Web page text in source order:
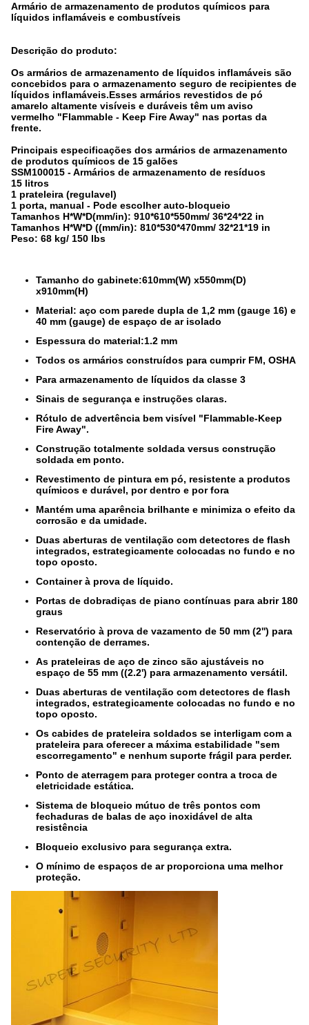
Armário de armazenamento de produtos químicos para
líquidos inflamáveis e combustíveis
Descrição do produto:
Os armários de armazenamento de líquidos inflamáveis são
concebidos para o armazenamento seguro de recipientes de
líquidos inflamáveis.Esses armários revestidos de pó
amarelo altamente visíveis e duráveis têm um aviso
vermelho "Flammable - Keep Fire Away" nas portas da
frente.
Principais especificações dos armários de armazenamento
de produtos químicos de 15 galões
SSM100015 - Armários de armazenamento de resíduos
15 litros
1 prateleira (regulavel)
1 porta, manual - Pode escolher auto-bloqueio
Tamanhos H*W*D(mm/in): 910*610*550mm/ 36*24*22 in
Tamanhos H*W*D ((mm/in): 810*530*470mm/ 32*21*19 in
Peso: 68 kg/ 150 lbs
Tamanho do gabinete:610mm(W) x550mm(D)
x910mm(H)
Material: aço com parede dupla de 1,2 mm (gauge 16) e
40 mm (gauge) de espaço de ar isolado
Espessura do material:1.2 mm
Todos os armários construídos para cumprir FM, OSHA
Para armazenamento de líquidos da classe 3
Sinais de segurança e instruções claras.
Rótulo de advertência bem visível "Flammable-Keep
Fire Away".
Construção totalmente soldada versus construção
soldada em ponto.
Revestimento de pintura em pó, resistente a produtos
químicos e durável, por dentro e por fora
Mantém uma aparência brilhante e minimiza o efeito da
corrosão e da umidade.
Duas aberturas de ventilação com detectores de flash
integrados, estrategicamente colocadas no fundo e no
topo oposto.
Container à prova de líquido.
Portas de dobradiças de piano contínuas para abrir 180
graus
Reservatório à prova de vazamento de 50 mm (2'') para
contenção de derrames.
As prateleiras de aço de zinco são ajustáveis no
espaço de 55 mm ((2.2') para armazenamento versátil.
Duas aberturas de ventilação com detectores de flash
integrados, estrategicamente colocadas no fundo e no
topo oposto.
Os cabides de prateleira soldados se interligam com a
prateleira para oferecer a máxima estabilidade "sem
escorregamento" e nenhum suporte frágil para perder.
Ponto de aterragem para proteger contra a troca de
eletricidade estática.
Sistema de bloqueio mútuo de três pontos com
fechaduras de balas de aço inoxidável de alta
resistência
Bloqueio exclusivo para segurança extra.
O mínimo de espaços de ar proporciona uma melhor
proteção.